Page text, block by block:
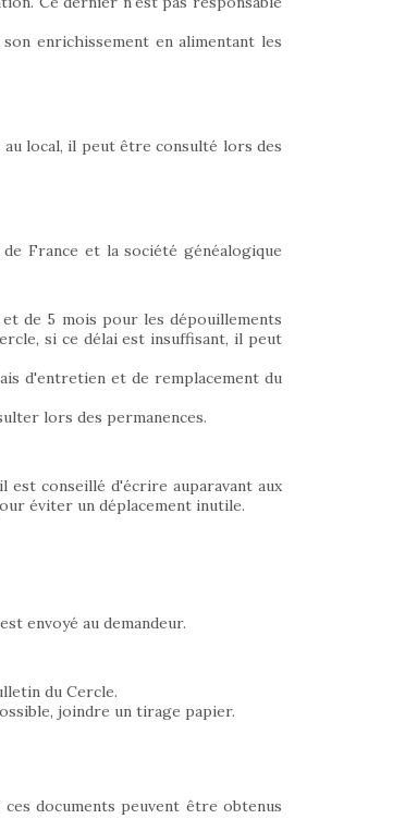
enrichissement en alimentant les
local, il peut être consulté lors des
France et la société généalogique
de 5 mois pour les dépouillements
si ce délai est insuffisant, il peut
d'entretien et de remplacement du
lors des permanences.
conseillé d'écrire auparavant aux
éviter un déplacement inutile.
envoyé au demandeur.
du Cercle.
joindre un tirage papier.
documents peuvent être obtenus